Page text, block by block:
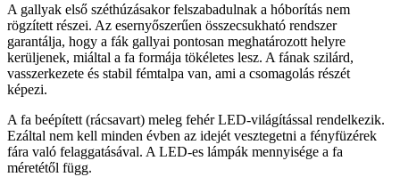
A gallyak első széthúzásakor felszabadulnak a hóborítás nem
rögzített részei. Az esernyőszerűen összecsukható rendszer
garantálja, hogy a fák gallyai pontosan meghatározott helyre
kerüljenek, miáltal a fa formája tökéletes lesz. A fának szilárd,
vasszerkezete és stabil fémtalpa van, ami a csomagolás részét
képezi.
A fa beépített (rácsavart) meleg fehér LED-világítással rendelkezik.
Ezáltal nem kell minden évben az idejét vesztegetni a fényfüzérek
fára való felaggatásával. A LED-es lámpák mennyisége a fa
méretétől függ.